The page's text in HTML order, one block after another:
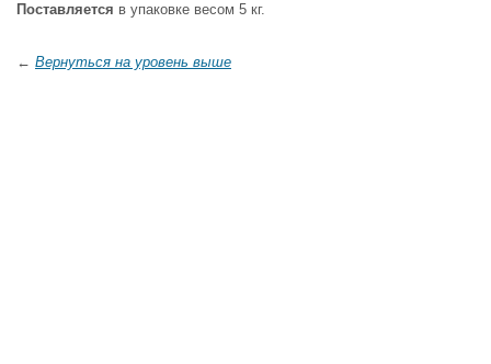
Поставляется в упаковке весом 5 кг.
← Вернуться на уровень выше